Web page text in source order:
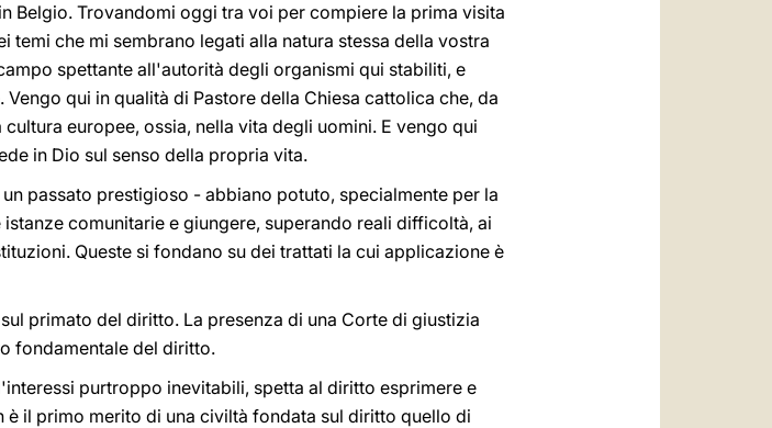
Belgio. Trovandomi oggi tra voi per compiere la prima visita
che mi sembrano legati alla natura stessa della vostra
spettante all'autorità degli organismi qui stabiliti, e
qui in qualità di Pastore della Chiesa cattolica che, da
europee, ossia, nella vita degli uomini. E vengo qui
in Dio sul senso della propria vita.
passato prestigioso - abbiano potuto, specialmente per la
comunitarie e giungere, superando reali difficoltà, ai
Queste si fondano su dei trattati la cui applicazione è
primato del diritto. La presenza di una Corte di giustizia
fondamentale del diritto.
purtroppo inevitabili, spetta al diritto esprimere e
il primo merito di una civiltà fondata sul diritto quello di